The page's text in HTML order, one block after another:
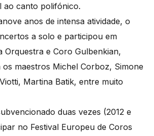
ao canto polifónico.
anos de intensa atividade, o
a solo e participou em
Orquestra e Coro Gulbenkian,
maestros Michel Corboz, Simone
Martina Batik, entre muito
duas vezes (2012 e
no Festival Europeu de Coros